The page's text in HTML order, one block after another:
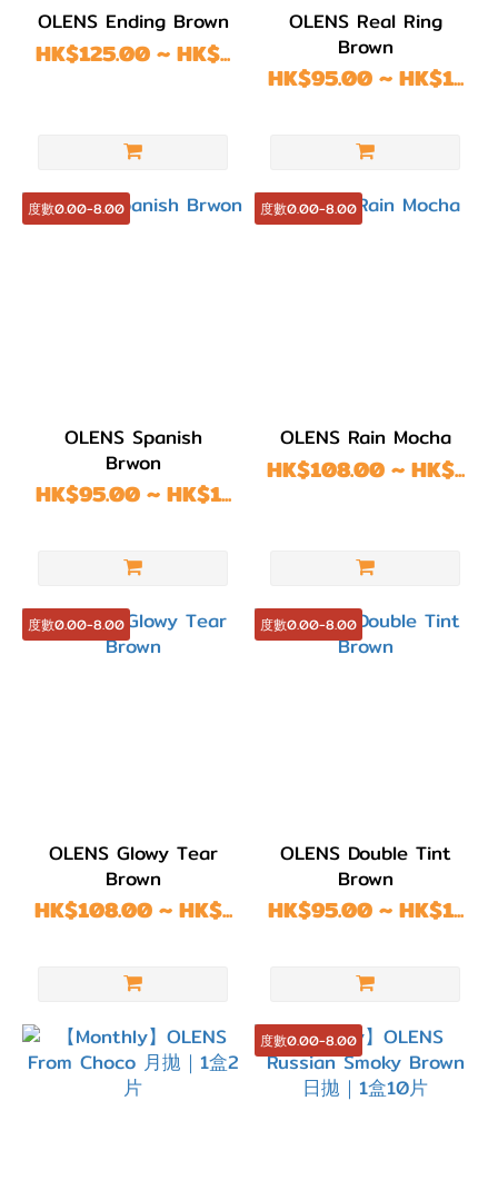
OLENS Ending Brown
HK$125.00 ~ HK$...
OLENS Real Ring
Brown
HK$95.00 ~ HK$1...
度數0.00-8.00
OLENS Spanish
Brwon
HK$95.00 ~ HK$1...
度數0.00-8.00
OLENS Rain Mocha
HK$108.00 ~ HK$...
度數0.00-8.00
OLENS Glowy Tear
Brown
HK$108.00 ~ HK$...
度數0.00-8.00
OLENS Double Tint
Brown
HK$95.00 ~ HK$1...
度數0.00-8.00